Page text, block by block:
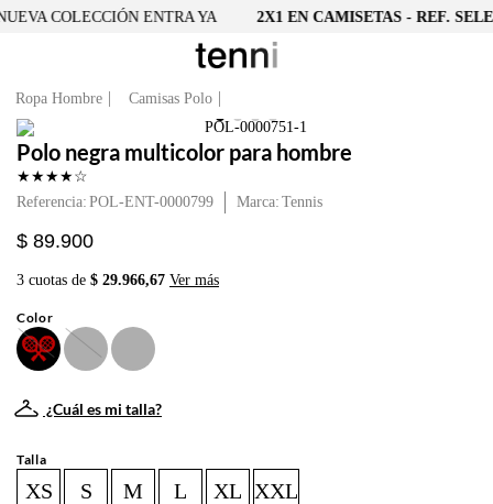
COLECCIÓN ENTRA YA 2X1 EN CAMISETAS - REF.
Ropa Hombre Camisas Polo
Polo negra multicolor para hombre
★★★★☆
Referencia: POL-ENT-0000799 Tennis
$ 89.900
3 cuotas de $ 29.966,67 Ver más
Color
¿Cuál es mi talla?
Talla
XS S M L XL XXL